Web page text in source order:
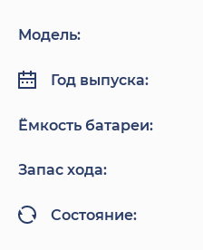
Модель:
Год выпуска:
Ёмкость батареи:
Запас хода:
Состояние: